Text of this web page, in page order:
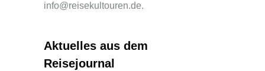
info@reisekultouren.de.
Aktuelles aus dem
Reisejournal